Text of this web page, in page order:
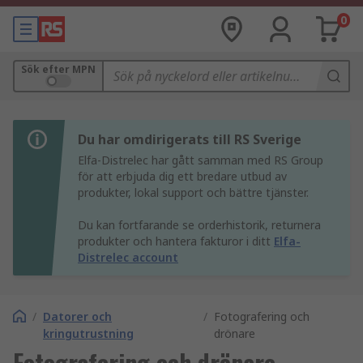
0
Sök efter MPN
Du har omdirigerats till RS Sverige
Elfa-Distrelec har gått samman med RS Group
för att erbjuda dig ett bredare utbud av
produkter, lokal support och bättre tjänster.
Du kan fortfarande se orderhistorik, returnera
produkter och hantera fakturor i ditt Elfa-
Distrelec account
/ Datorer och
kringutrustning
/ Fotografering och
drönare